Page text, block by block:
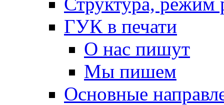
ГУК в печати
О нас пишут
Мы пишем
Основные